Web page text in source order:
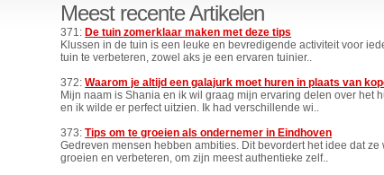
Meest recente Artikelen
371: De tuin zomerklaar maken met deze tips
Klussen in de tuin is een leuke en bevredigende activiteit voor
tuin te verbeteren, zowel aks je een ervaren tuinier..
372:Waarom je altijd een galajurk moet huren in plaats van
Mijn naam is Shania en ik wil graag mijn ervaring delen over het
en ik wilde er perfect uitzien. Ik had verschillende wi..
373:Tips om te groeien als ondernemer in Eindhoven
Gedreven mensen hebben ambities. Dit bevordert het idee dat
groeien en verbeteren, om zijn meest authentieke zelf..